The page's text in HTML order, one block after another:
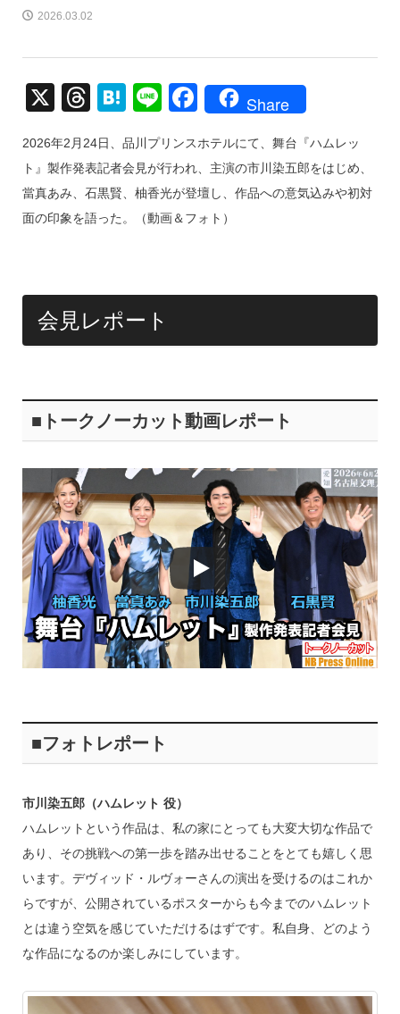
2026.03.02
X
T
e
a
d
H
e
n
Li
e
F
c
e
b
k
Share
2026年2月24日、品川プリンスホテルにて、舞台『ハムレッ
ト』製作発表記者会見が行われ、主演の市川染五郎をはじめ、
當真あみ、石黒賢、柚香光が登壇し、作品への意気込みや初対
面の印象を語った。（動画＆フォト）
会見レポート
■トークノーカット動画レポート
■フォトレポート
市川染五郎（ハムレット 役）
ハムレットという作品は、私の家にとっても大変大切な作品で
あり、その挑戦への第一歩を踏み出せることをとても嬉しく思
います。デヴィッド・ルヴォーさんの演出を受けるのはこれか
らですが、公開されているポスターからも今までのハムレット
とは違う空気を感じていただけるはずです。私自身、どのよう
な作品になるのか楽しみにしています。